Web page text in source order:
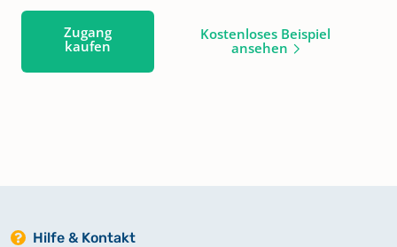
Zugang
kaufen
Kostenloses Beispiel
ansehen
Hilfe & Kontakt